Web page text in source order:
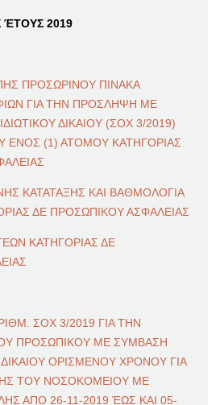
ΈΤΟΥΣ 2019
ΠΡΟΣΩΡΙΝΟΥ ΠΙΝΑΚΑ
ΓΙΑ ΤΗΝ ΠΡΟΣΛΗΨΗ ΜΕ
ΔΙΚΑΙΟΥ (ΣΟΧ 3/2019)
ΕΝΟΣ (1) ΑΤΟΜΟΥ ΚΑΤΗΓΟΡΙΑΣ
ΚΑΤΑΤΑΞΗΣ ΚΑΙ ΒΑΘΜΟΛΟΓΙΑ
ΔΕ ΠΡΟΣΩΠΙΚΟΥ ΑΣΦΑΛΕΙΑΣ
ΚΑΤΗΓΟΡΙΑΣ ΔΕ
ΣΟΧ 3/2019 ΓΙΑ ΤΗΝ
ΠΡΟΣΩΠΙΚΟΥ ΜΕ ΣΥΜΒΑΣΗ
ΔΙΚΑΙΟΥ ΟΡΙΣΜΕΝΟΥ ΧΡΟΝΟΥ ΓΙΑ
ΤΟΥ ΝΟΣΟΚΟΜΕΙΟΥ ΜΕ
ΑΠΟ 26-11-2019 ΈΩΣ ΚΑΙ 05-